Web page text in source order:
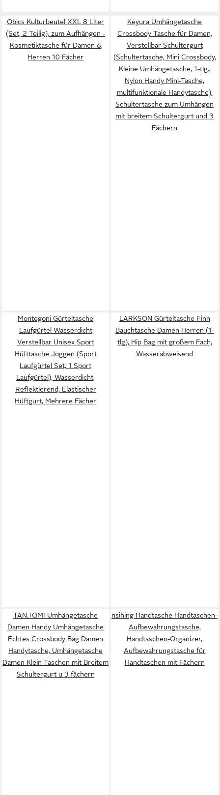
Obics Kulturbeutel XXL 8 Liter
(Set, 2 Teilig), zum Aufhängen -
Kosmetiktasche für Damen &
Herren 10 Fächer
Keyura Umhängetasche
Crossbody Tasche für Damen,
Verstellbar Schultergurt
(Schultertasche, Mini Crossbody,
Kleine Umhängetasche, 1-tlg.,
Nylon Handy Mini-Tasche,
multifunktionale Handytasche),
Schultertasche zum Umhängen
mit breitem Schultergurt und 3
Fächern
Montegoni Gürteltasche
Laufgürtel Wasserdicht
Verstellbar Unisex Sport
Hüfttasche Joggen (Sport
Laufgürtel Set, 1 Sport
Laufgürtel), Wasserdicht,
Reflektierend, Elastischer
Hüftgurt, Mehrere Fächer
LARKSON Gürteltasche Finn
Bauchtasche Damen Herren (1-
tlg), Hip Bag mit großem Fach,
Wasserabweisend
TAN.TOMI Umhängetasche
Damen Handy Umhängetasche
Echtes Crossbody Bag Damen
Handytasche, Umhängetasche
Damen Klein Taschen mit Breitem
Schultergurt u 3 fächern
nsihing Handtasche Handtaschen-
Aufbewahrungstasche,
Handtaschen-Organizer,
Aufbewahrungstasche für
Handtaschen mit Fächern